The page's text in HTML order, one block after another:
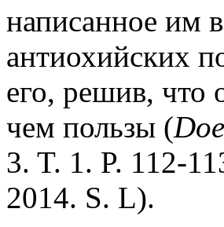
написанное им
антиохийских
его, решив, что
чем пользы (
3. T. 1. P. 112-
2014. S. L).